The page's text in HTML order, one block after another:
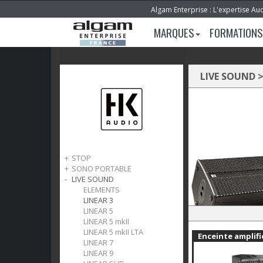
Algam Enterprise : L'expertise
MARQUES FORMATIONS
STOP
STOP
SONO PORTABLE
MOVE 8
POLAR
POLAR mkII
SONAR
PREMIUM PRO D2
PREMIUM PRO PASSIVE
LIVE SOUND
ELEMENTS
LINEAR 3
LINEAR 5
LINEAR 5 mkII
LINEAR 5 mkII LTA
LINEAR 7
LINEAR 9
LIVE SOUND >
Enceinte